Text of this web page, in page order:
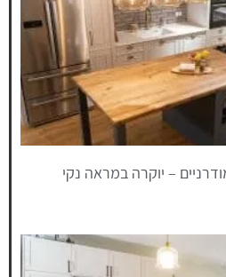
– יוקרה במראה נקי